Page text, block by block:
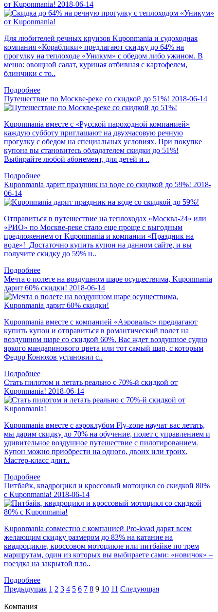
от Kuponmania! 2018-06-14
Для любителей речных круизов Kuponmania и судоходная
компания «Кораблики» предлагают скидку до 64% на
прогулку на теплоходе «Уникум» с обедом либо ужином. В
меню: овощной салат, куриная отбивная с картофелем,
блинчики с то..
Подробнее
Путешествие по Москве-реке со скидкой до 51%! 2018-06-14
Kuponmania вместе с «Русской пароходной компанией»
каждую субботу приглашают на двухчасовую речную
прогулку с обедом на специальных условиях. При покупке
купона вы становитесь обладателем скидки до 51%!
Выбирайте любой абонемент, для детей и ..
Подробнее
Kuponmania дарит праздник на воде со скидкой до 59%! 2018-
06-14
Отправиться в путешествие на теплоходах «Москва-24» или
«РИО» по Москве-реке стало еще проще с выгодным
предложением от Kuponmania и компании «Праздник на
воде»! Достаточно купить купон на данном сайте, и вы
получите скидку до 59% н..
Подробнее
Мечта о полете на воздушном шаре осуществима, Kuponmania
дарит 60% скидки! 2018-06-14
Kuponmania вместе с компанией «Аэровальс» предлагают
купить купон и отправиться в романтический полет на
воздушном шаре со скидкой 60%. Вас ждет воздушное судно
яркого мандаринового цвета или тот самый шар, с которым
Федор Конюхов установил с..
Подробнее
Стать пилотом и летать реально с 70%-й скидкой от
Kuponmania! 2018-06-14
Kuponmania вместе с аэроклубом Fly-zone научат вас летать,
мы дарим скидку до 70% на обучение, полет с управлением и
удивительное воздушное путешествие с пилотированием.
Купон можно приобрести на одного, двоих или троих.
Мастер-класс длит..
Подробнее
Питбайк, квадроцикл и кроссовый мотоцикл со скидкой 80%
с Kuponmania! 2018-06-14
Kuponmania совместно с компанией Pro-kvad дарят всем
желающим скидку размером до 83% на катание на
квадроцикле, кроссовом мотоцикле или питбайке по трем
маршрутам, один из которых вы выбираете сами: «новичок» –
поездка на закрытой пло..
Подробнее
Предыдущая 1 2 3 4 5 6 7 8 9 10 11 Следующая
Компания